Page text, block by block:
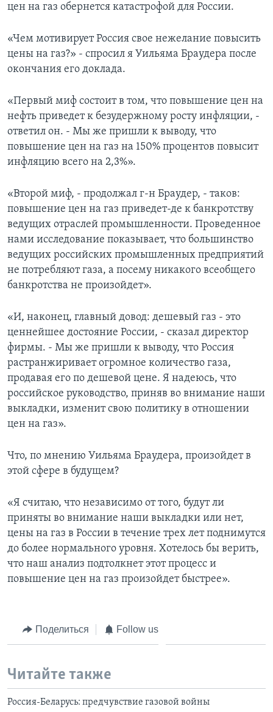
цен на газ обернется катастрофой для России.
«Чем мотивирует Россия свое нежелание повысить
цены на газ?» - спросил я Уильяма Браудера после
окончания его доклада.
«Первый миф состоит в том, что повышение цен на
нефть приведет к безудержному росту инфляции, -
ответил он. - Мы же пришли к выводу, что
повышение цен на газ на 150% процентов повысит
инфляцию всего на 2,3%».
«Второй миф, - продолжал г-н Браудер, - таков:
повышение цен на газ приведет-де к банкротству
ведущих отраслей промышленности. Проведенное
нами исследование показывает, что большинство
ведущих российских промышленных предприятий
не потребляют газа, а посему никакого всеобщего
банкротства не произойдет».
«И, наконец, главный довод: дешевый газ - это
ценнейшее достояние России, - сказал директор
фирмы. - Мы же пришли к выводу, что Россия
растранжиривает огромное количество газа,
продавая его по дешевой цене. Я надеюсь, что
российское руководство, приняв во внимание наши
выкладки, изменит свою политику в отношении
цен на газ».
Что, по мнению Уильяма Браудера, произойдет в
этой сфере в будущем?
«Я считаю, что независимо от того, будут ли
приняты во внимание наши выкладки или нет,
цены на газ в России в течение трех лет поднимутся
до более нормального уровня. Хотелось бы верить,
что наш анализ подтолкнет этот процесс и
повышение цен на газ произойдет быстрее».
Поделиться Follow us
Читайте также
Россия-Беларусь: предчувствие газовой войны